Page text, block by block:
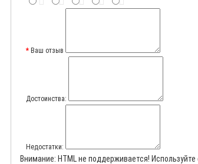
Ваш отзыв
Достоинства:
Недостатки:
Внимание: HTML не поддерживается!